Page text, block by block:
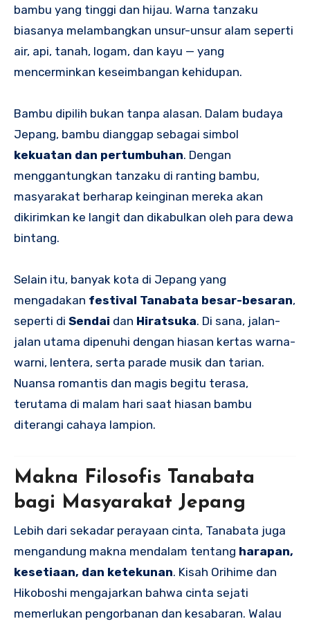
bambu yang tinggi dan hijau. Warna tanzaku
biasanya melambangkan unsur-unsur alam seperti
air, api, tanah, logam, dan kayu — yang
mencerminkan keseimbangan kehidupan.
Bambu dipilih bukan tanpa alasan. Dalam budaya
Jepang, bambu dianggap sebagai simbol
kekuatan dan pertumbuhan. Dengan
menggantungkan tanzaku di ranting bambu,
masyarakat berharap keinginan mereka akan
dikirimkan ke langit dan dikabulkan oleh para dewa
bintang.
Selain itu, banyak kota di Jepang yang
mengadakan festival Tanabata besar-besaran,
seperti di Sendai dan Hiratsuka. Di sana, jalan-
jalan utama dipenuhi dengan hiasan kertas warna-
warni, lentera, serta parade musik dan tarian.
Nuansa romantis dan magis begitu terasa,
terutama di malam hari saat hiasan bambu
diterangi cahaya lampion.
Makna Filosofis Tanabata
bagi Masyarakat Jepang
Lebih dari sekadar perayaan cinta, Tanabata juga
mengandung makna mendalam tentang harapan,
kesetiaan, dan ketekunan. Kisah Orihime dan
Hikoboshi mengajarkan bahwa cinta sejati
memerlukan pengorbanan dan kesabaran. Walau